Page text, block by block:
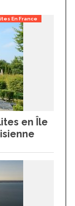
En France
en Île